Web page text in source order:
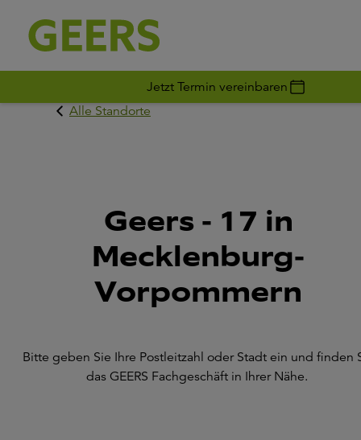
Jetzt Termin vereinbaren
Alle Standorte
Geers - 17 in
Mecklenburg-
Vorpommern
Bitte geben Sie Ihre Postleitzahl oder Stadt ein und finden
das GEERS Fachgeschäft in Ihrer Nähe.